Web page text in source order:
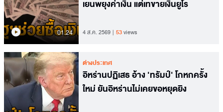
01.24
เยนพยุงค่าเงิน แต่เทขายเงินยูโร
4 ส.ค. 2569 53views
ต่างประเทศ
อิหร่านปฏิเสธ อ้าง 'ทรัมป์' โกหกครั้ง
ใหม่ ยันอิหร่านไม่เคยขอหยุดยิง